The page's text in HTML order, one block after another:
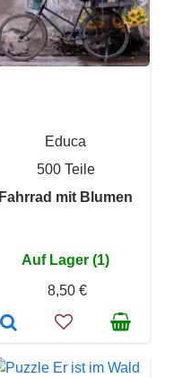
Educa
500 Teile
Fahrrad mit Blumen
Auf Lager (1)
8,50 €